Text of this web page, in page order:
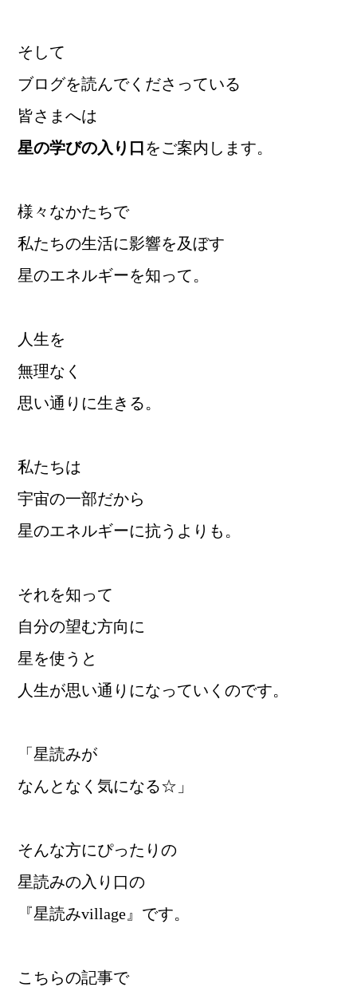
そして
ブログを読んでくださっている
皆さまへは
星の学びの入り口をご案内します。
様々なかたちで
私たちの生活に影響を及ぼす
星のエネルギーを知って。
人生を
無理なく
思い通りに生きる。
私たちは
宇宙の一部だから
星のエネルギーに抗うよりも。
それを知って
自分の望む方向に
星を使うと
人生が思い通りになっていくのです。
「星読みが
なんとなく気になる☆」
そんな方にぴったりの
星読みの入り口の
『星読みvillage』です。
こちらの記事で